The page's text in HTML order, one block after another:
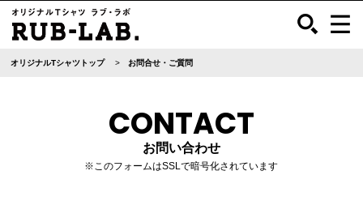
オリジナルTシャツトップ お問合せ・ご質問
CONTACT
お問い合わせ
※このフォームはSSLで暗号化されています